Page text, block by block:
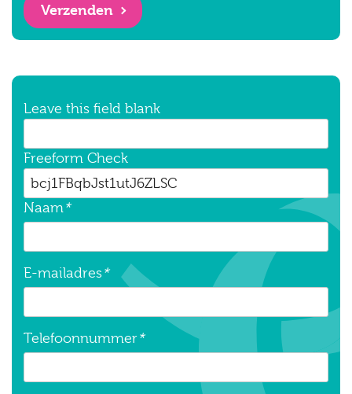
Verzenden
Leave this field blank
Freeform Check
Naam *
E-mailadres*
Telefoonnummer*